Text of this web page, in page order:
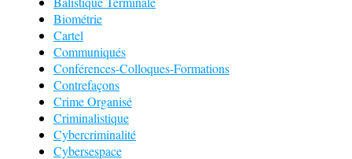
Biométrie
Cartel
Communiqués
Conférences-Colloques-Formations
Contrefaçons
Crime Organisé
Criminalistique
Cybercriminalité
Cybersespace